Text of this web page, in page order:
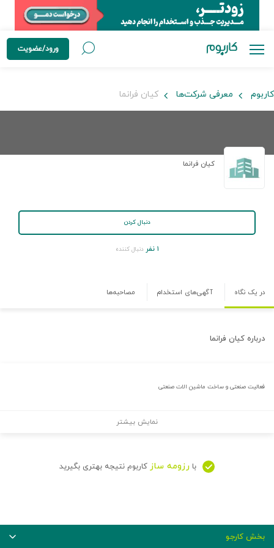
ورود/عضویت
کاربوم معرفی شرکت‌ها کیان فرانما
کیان فرانما
دنبال کردن
۱ نفر دنبال کننده
در یک نگاه آگهی‌های استخدام مصاحبه‌ها
درباره کیان فرانما
فعالیت صنعتی و ساخت ماشین الات صنعتی
نمایش بیشتر
با رزومه ساز کاربوم نتیجه بهتری بگیرید
بخش کارجو